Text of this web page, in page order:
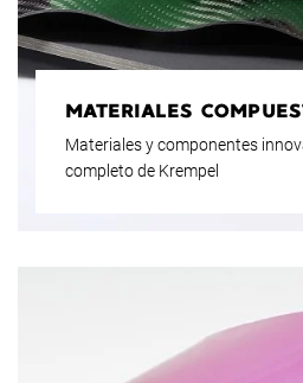
MATERIALES
Materiales y componentes
completo de Krempel